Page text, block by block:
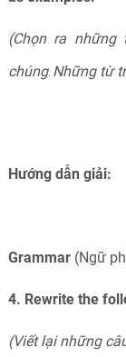
(Chọn ra
chúng. Những từ
Hướng dẫn giải:
Grammar (Ngữ
4. Rewrite the
(Viết lại những